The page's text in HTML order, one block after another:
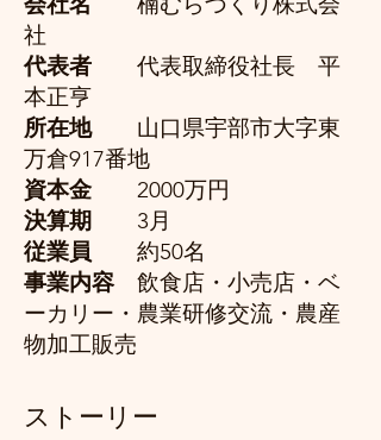
社
代表者 代表取締役社長 平
本正亨
所在地山口県宇部市大字東
万倉917番地
資本金 2000万円
決算期 3月
従業員 約50名
事業内容 飲食店・小売店・ベ
ーカリー・農業研修交流・農産
物加工販売
ストーリー